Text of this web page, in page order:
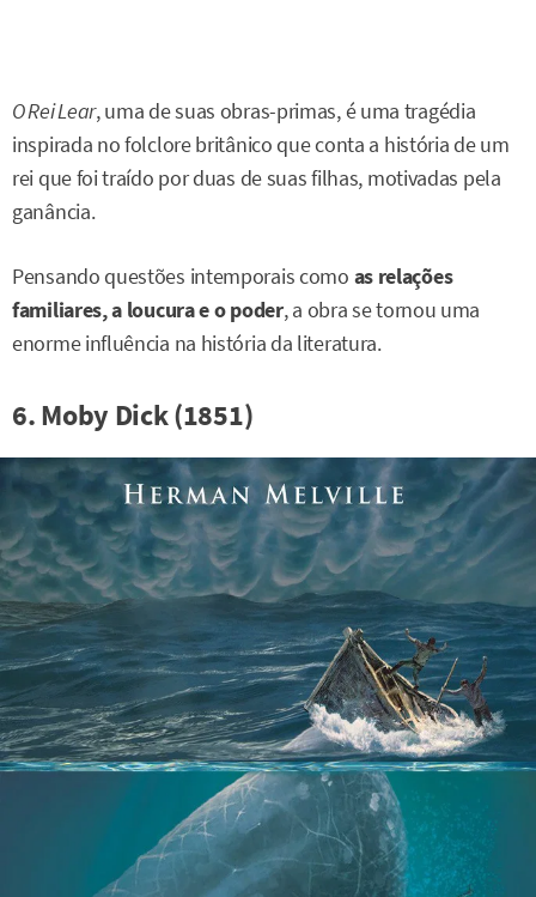
O Rei Lear, uma de suas obras-primas, é uma tragédia
inspirada no folclore britânico que conta a história de um
rei que foi traído por duas de suas filhas, motivadas pela
ganância.
Pensando questões intemporais como as relações
familiares, a loucura e o poder, a obra se tornou uma
enorme influência na história da literatura.
6. Moby Dick (1851)